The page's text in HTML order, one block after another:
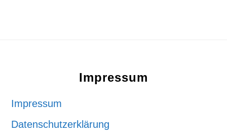
Impressum
Impressum
Datenschutzerklärung